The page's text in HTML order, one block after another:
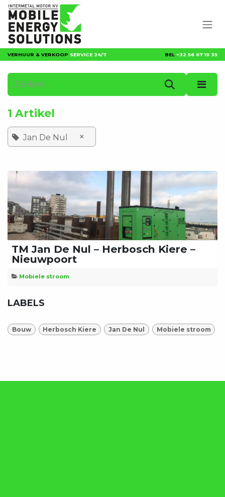
Overslaan naar inhoud
VERHUUR & VERKOOP SERVICE 24/7 BEL +32 56 67 10 35
1 Artikel
Jan De Nul ×
TM Jan De Nul – Herbosch Kiere –
Nieuwpoort
Mobiele stroom
LABELS
Bouw Herbosch Kiere Jan De Nul Mobiele stroom